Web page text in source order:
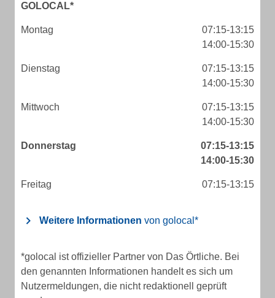
GOLOCAL*
Montag
07:15-13:15
14:00-15:30
Dienstag
07:15-13:15
14:00-15:30
Mittwoch
07:15-13:15
14:00-15:30
Donnerstag
07:15-13:15
14:00-15:30
Freitag 07:15-13:15
Weitere Informationen von golocal*
*golocal ist offizieller Partner von Das Örtliche. Bei
den genannten Informationen handelt es sich um
Nutzermeldungen, die nicht redaktionell geprüft